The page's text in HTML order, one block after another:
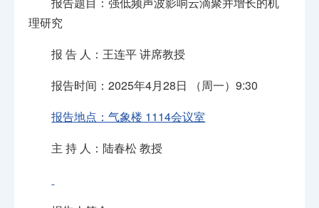
理研究
报 告 人：王连平 讲席教授
报告时间：2025年4月28日 （周一）9:30
报告地点：气象楼 1114会议室
主 持 人：陆春松 教授